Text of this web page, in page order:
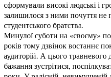
сформували високі людські і
залишилося з ними почуття не
студентського братства.
Минулої суботи на «своєму»
років тому дзвінок востаннє
аудиторій. А цього травневого
бажання зустрітися,